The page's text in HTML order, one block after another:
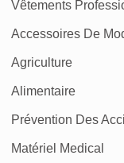
Vêtements
Accessoires De
Agriculture
Alimentaire
Prévention Des
Matériel Medical